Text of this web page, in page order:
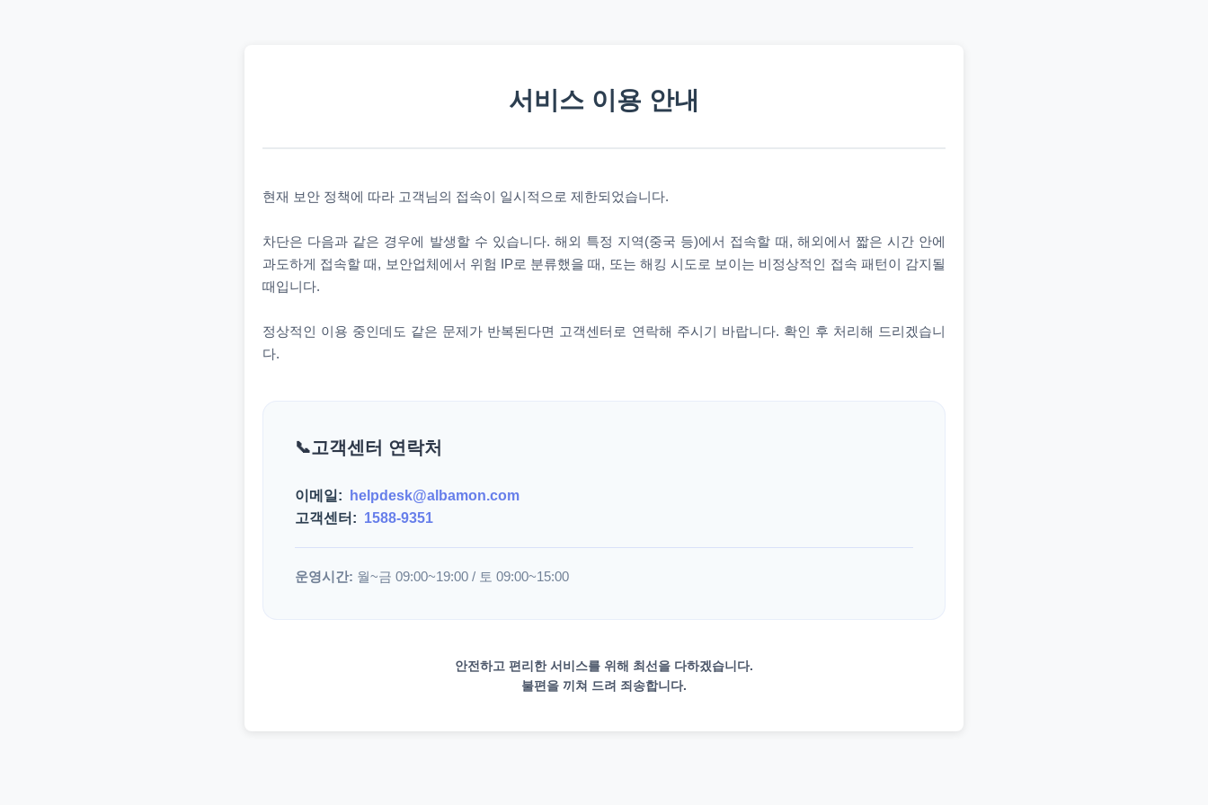
서비스 이용 안내
현재 보안 정책에 따라 고객님의 접속이 일시적으로 제한되었습니다.
차단은 다음과 같은 경우에 발생할 수 있습니다. 해외 특정 지역(중국 등)에서 접속할 때, 해외에서 짧은 시간 안에
과도하게 접속할 때, 보안업체에서 위험 IP로 분류했을 때, 또는 해킹 시도로 보이는 비정상적인 접속 패턴이 감지될
때입니다.
정상적인 이용 중인데도 같은 문제가 반복된다면 고객센터로 연락해 주시기 바랍니다. 확인 후 처리해 드리겠습니
다.
고객센터 연락처
이메일:
helpdesk@albamon.com
고객센터: 1588-9351
운영시간: 월~금 09:00~19:00 / 토 09:00~15:00
안전하고 편리한 서비스를 위해 최선을 다하겠습니다.
불편을 끼쳐 드려 죄송합니다.